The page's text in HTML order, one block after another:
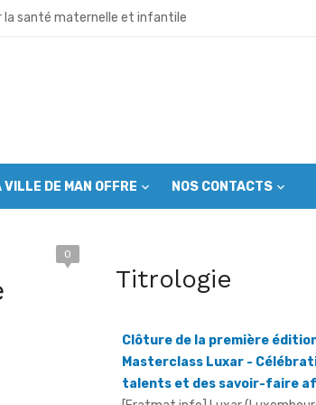
mobilise autorités et citoyens
pour assainir la ville
de la liste du patrimoine mondial en péril
des producteurs
VILLE DE MAN OFFRE NOS CONTACTS
0
Titrologie
Clôture de la première édition
[Fratmat.info] Luxar
une plateforme consacrée à la
luxe africain, à la valorisation des